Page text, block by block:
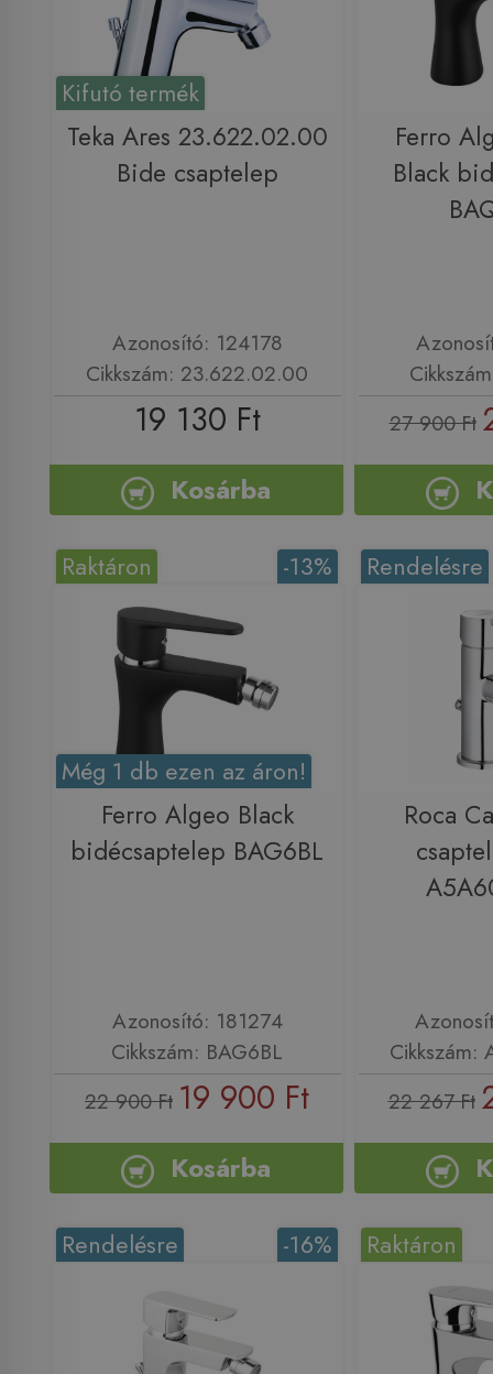
Kifutó termék
Teka Ares 23.622.02.00
Bide csaptelep
Azonosító: 124178
Cikkszám: 23.622.02.00
19 130 Ft
Kosárba
Ferro
Black
27 900 Ft
-13%
Raktáron
Még 1 db ezen az áron!
Ferro Algeo Black
bidécsaptelep BAG6BL
Azonosító: 181274
Cikkszám: BAG6BL
22 900 Ft 19 900 Ft
Kosárba
Rendelésre
Roca
Cikkszám:
22 267 Ft
-16%
Rendelésre Raktáron